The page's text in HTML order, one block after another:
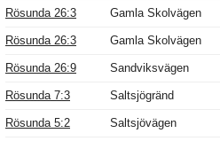
Rösunda 26:3 Gamla Skolvägen
Rösunda 26:3 Gamla Skolvägen
Rösunda 26:9 Sandviksvägen
Rösunda 7:3 Saltsjögränd
Rösunda 5:2 Saltsjövägen